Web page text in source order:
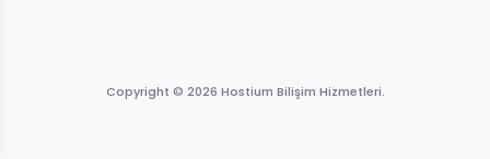
Copyright © 2026 Hostium Bilişim Hizmetleri.